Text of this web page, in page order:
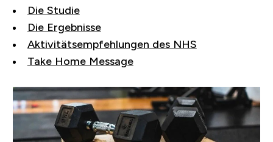
Die Studie
Die Ergebnisse
Aktivitätsempfehlungen des NHS
Take Home Message